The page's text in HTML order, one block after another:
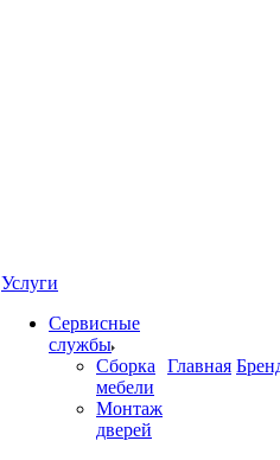
Услуги
Сервисные
службы
Сборка
мебели
Монтаж
дверей
Главная